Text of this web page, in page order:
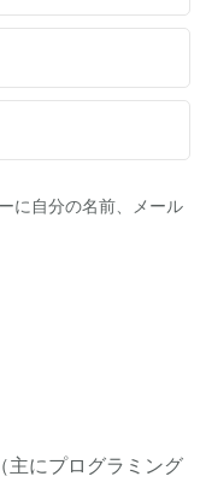
主にプログラミング